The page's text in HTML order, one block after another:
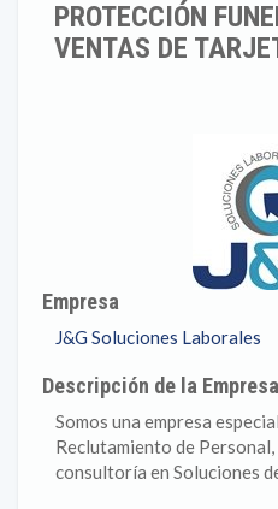
PROTECCIÓN
VENTAS DE
Empresa
J&G Soluciones Laborales
Descripción de la Empresa
Somos una empresa
Reclutamiento de
consultoría en Soluciones